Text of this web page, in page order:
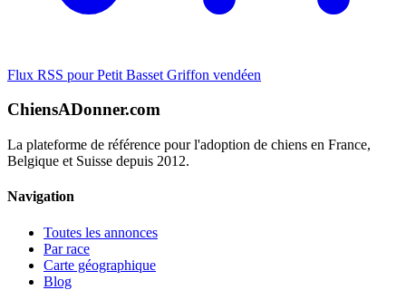
Flux RSS pour Petit Basset Griffon vendéen
ChiensADonner.com
La plateforme de référence pour l'adoption de chiens en France,
Belgique et Suisse depuis 2012.
Navigation
Toutes les annonces
Par race
Carte géographique
Blog